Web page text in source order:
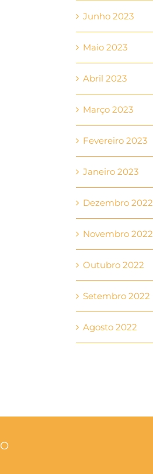
Junho 2023
Maio 2023
Abril 2023
Março 2023
Fevereiro 2023
Janeiro 2023
Dezembro 2022
Novembro 2022
Outubro 2022
Setembro 2022
Agosto 2022